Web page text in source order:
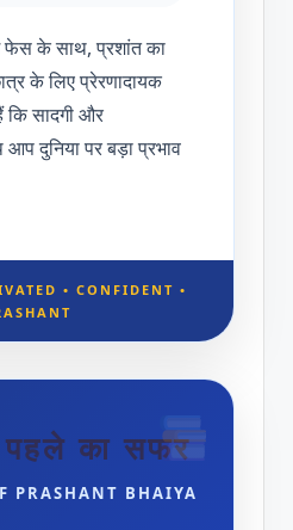
के साथ, प्रशांत का
के लिए प्रेरणादायक
कि सादगी और
दुनिया पर बड़ा प्रभाव
• CONFIDENT •
पहले का सफर
PRASHANT BHAIYA